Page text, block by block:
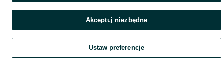
Szukaj Obserwujesz Dodaj Czat Konto
Akceptuj niezbędne
Ustaw preferencje